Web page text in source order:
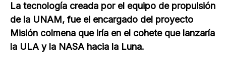
La tecnología creada por el equipo de propulsión
de la UNAM, fue el encargado del proyecto
Misión colmena que iría en el cohete que lanzaría
la ULA y la NASA hacia la Luna.